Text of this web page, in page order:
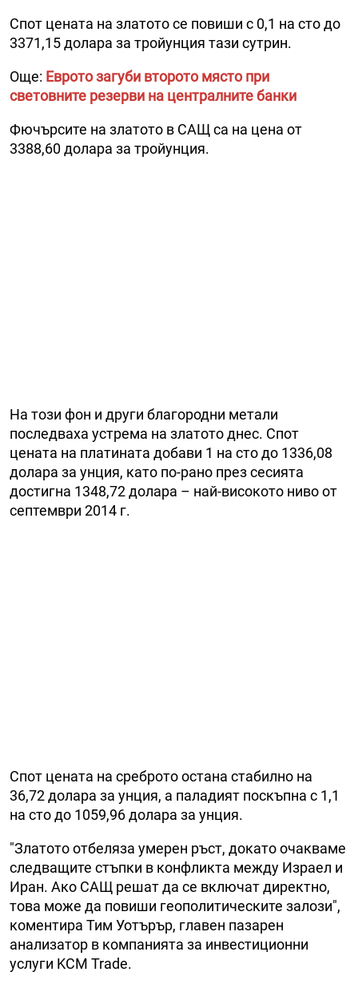
Спот цената на златото се повиши с 0,1 на сто до
3371,15 долара за тройунция тази сутрин.
Още: Еврото загуби второто място при
световните резерви на централните банки
Фючърсите на златото в САЩ са на цена от
3388,60 долара за тройунция.
На този фон и други благородни метали
последваха устрема на златото днес. Спот
цената на платината добави 1 на сто до 1336,08
долара за унция, като по-рано през сесията
достигна 1348,72 долара – най-високото ниво от
септември 2014 г.
Спот цената на среброто остана стабилно на
36,72 долара за унция, а паладият поскъпна с 1,1
на сто до 1059,96 долара за унция.
"Златото отбеляза умерен ръст, докато очакваме
следващите стъпки в конфликта между Израел и
Иран. Ако САЩ решат да се включат директно,
това може да повиши геополитическите залози",
коментира Тим Уотърър, главен пазарен
анализатор в компанията за инвестиционни
услуги KCM Trade.